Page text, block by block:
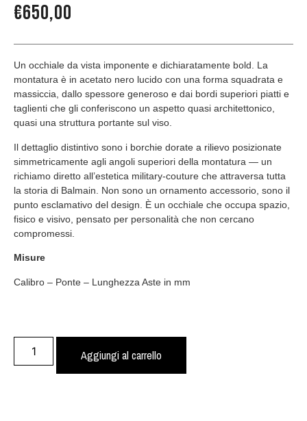
€650,00
Un occhiale da vista imponente e dichiaratamente bold. La
montatura è in acetato nero lucido con una forma squadrata e
massiccia, dallo spessore generoso e dai bordi superiori piatti e
taglienti che gli conferiscono un aspetto quasi architettonico,
quasi una struttura portante sul viso.
Il dettaglio distintivo sono i borchie dorate a rilievo posizionate
simmetricamente agli angoli superiori della montatura — un
richiamo diretto all’estetica military-couture che attraversa tutta
la storia di Balmain. Non sono un ornamento accessorio, sono il
punto esclamativo del design. È un occhiale che occupa spazio,
fisico e visivo, pensato per personalità che non cercano
compromessi.
Misure
Calibro – Ponte – Lunghezza Aste in mm
Aggiungi al carrello